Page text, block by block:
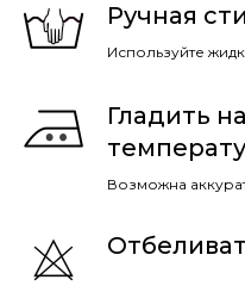
Ручная
Используйте
Гладить
Возможна